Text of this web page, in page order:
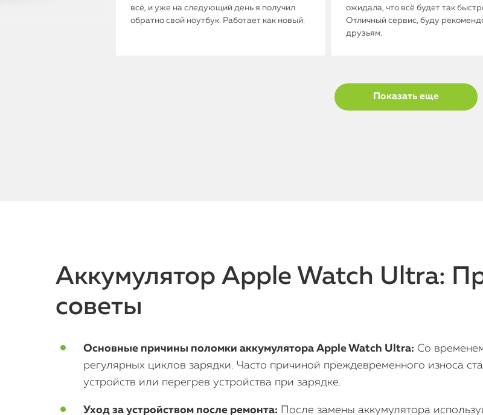
всё, и уже на следующий день я получил
обратно свой ноутбук. Работает как новый.
ожидала, что всё будет так
Отличный сервис, буду
друзьям.
Показать еще
Аккумулятор Apple Watch Ultra:
советы
Основные причины поломки аккумулятора Apple Watch Ultra: Со
регулярных циклов зарядки. Часто причиной преждевременного износа
устройств или перегрев устройства при зарядке.
Уход за устройством после ремонта: После замены аккумулятора